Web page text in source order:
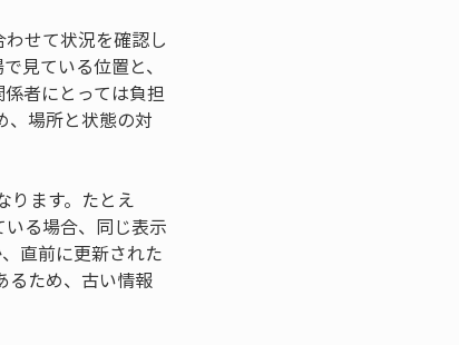
せて状況を確認し
見ている位置と、
者にとっては負担
、場所と状態の対
ります。たとえ
る場合、同じ表示
直前に更新された
るため、古い情報